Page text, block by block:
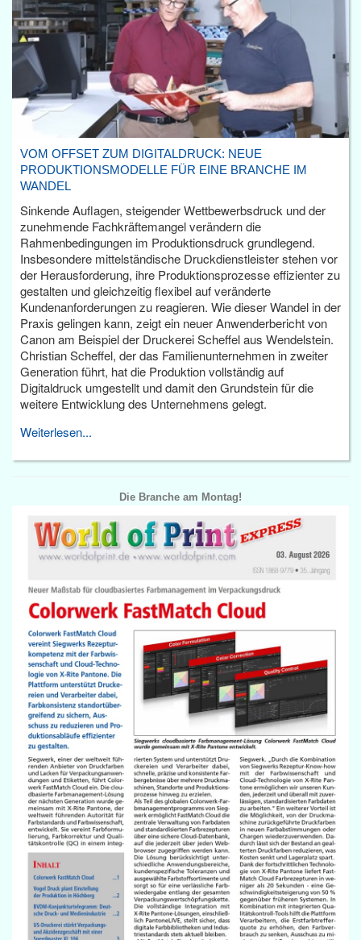
VOM OFFSET ZUM DIGITALDRUCK: NEUE
PRODUKTIONSMODELLE FÜR EINE BRANCHE IM
WANDEL
Sinkende Auflagen, steigender Wettbewerbsdruck und der
zunehmende Fachkräftemangel verändern die
Rahmenbedingungen im Produktionsdruck grundlegend.
Insbesondere mittelständische Druckdienstleister stehen vor
der Herausforderung, ihre Produktionsprozesse effizienter zu
gestalten und gleichzeitig flexibel auf veränderte
Kundenanforderungen zu reagieren. Wie dieser Wandel in der
Praxis gelingen kann, zeigt ein neuer Anwenderbericht von
Canon am Beispiel der Druckerei Scheffel aus Wendelstein.
Christian Scheffel, der das Familienunternehmen in zweiter
Generation führt, hat die Produktion vollständig auf
Digitaldruck umgestellt und damit den Grundstein für die
weitere Entwicklung des Unternehmens gelegt.
Weiterlesen...
Die Branche am Montag!